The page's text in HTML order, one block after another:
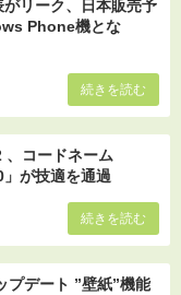
リーク、日本販売予
Phone機とな
続きを読む
コードネーム
」が技適を通過
続きを読む
プデート ”壁紙”機能